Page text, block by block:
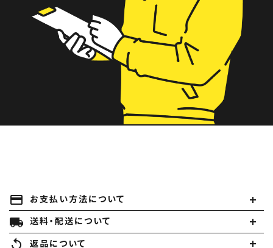
payment お支払い方法について
local_shipping 送料・配送について
replay 返品について